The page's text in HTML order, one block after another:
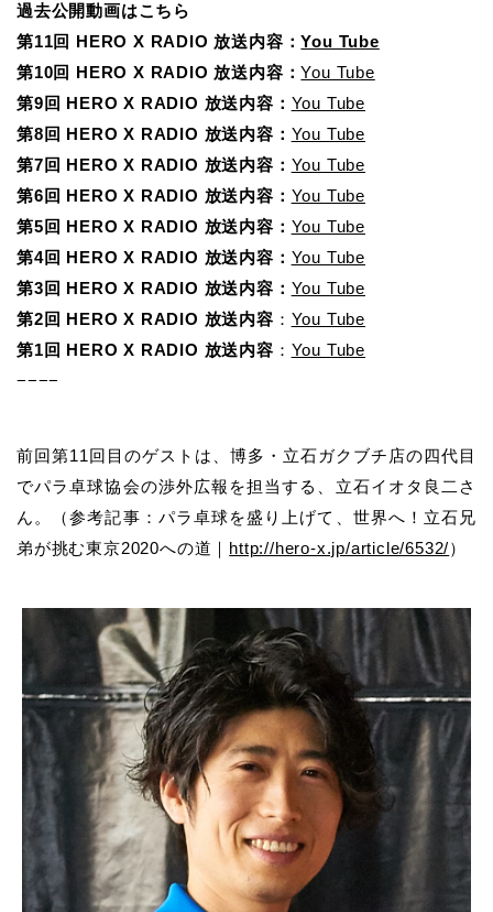
過去公開動画はこちら
第11回 HERO X RADIO 放送内容：You Tube
第10回 HERO X RADIO 放送内容：You Tube
第9回 HERO X RADIO 放送内容： You Tube
第8回 HERO X RADIO 放送内容： You Tube
第7回 HERO X RADIO 放送内容： You Tube
第6回 HERO X RADIO 放送内容： You Tube
第5回 HERO X RADIO 放送内容： You Tube
第4回 HERO X RADIO 放送内容： You Tube
第3回 HERO X RADIO 放送内容： You Tube
第2回 HERO X RADIO 放送内容 ： You Tube
第1回 HERO X RADIO 放送内容 ： You Tube
−−−−
前回第11回目のゲストは、 博多・立石ガクブチ店の四代目
でパラ卓球協会の渉外広報を担当する、 立石イオタ良二さ
ん。（参考記事：パラ卓球を盛り上げて、世界へ！立石兄
弟が挑む東京2020への道｜ http://hero-x.jp/article/6532/）